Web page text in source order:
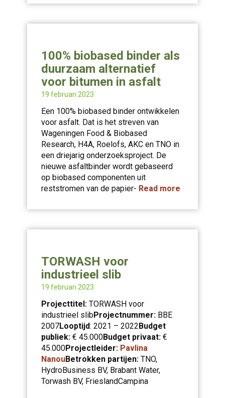
100% biobased binder als
duurzaam alternatief
voor bitumen in asfalt
19 februari 2023
Een 100% biobased binder ontwikkelen
voor asfalt. Dat is het streven van
Wageningen Food & Biobased
Research, H4A, Roelofs, AKC en TNO in
een driejarig onderzoeksproject. De
nieuwe asfaltbinder wordt gebaseerd
op biobased componenten uit
reststromen van de papier- Read more
TORWASH voor
industrieel slib
19 februari 2023
Projecttitel: TORWASH voor
industrieel slibProjectnummer: BBE
2007Looptijd: 2021 – 2022Budget
publiek: € 45.000Budget privaat: €
45.000Projectleider: Pavlina
NanouBetrokken partijen: TNO,
HydroBusiness BV, Brabant Water,
Torwash BV, FrieslandCampina